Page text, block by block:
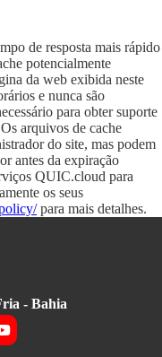
de resposta mais rápido
potencialmente
da web exibida neste
e nunca são
para obter suporte
arquivos de cache
do site, mas podem
antes da expiração
QUIC.cloud para
os seus
para mais detalhes.
- Bahia